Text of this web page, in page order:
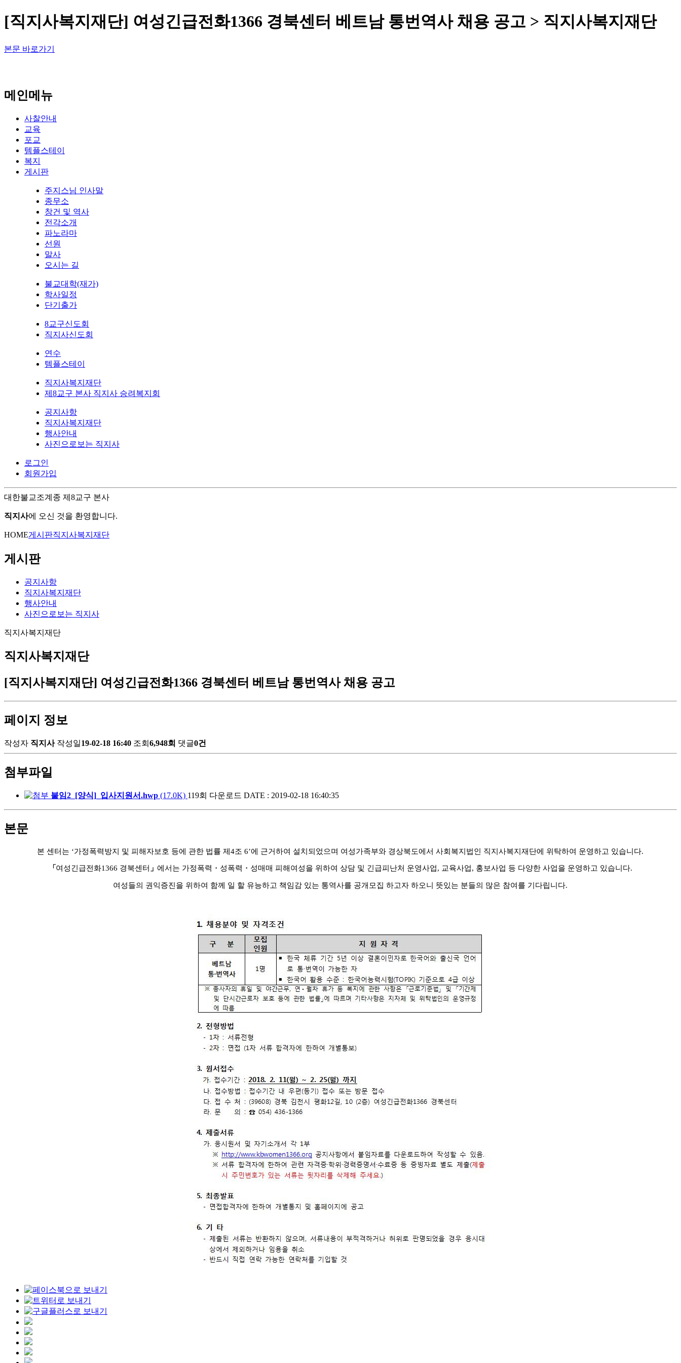
[직지사복지재단] 여성긴급전화1366 경북센터 베트남 통번역사 채용 공고 > 직지사복지재단
본문 바로가기
메인메뉴
사찰안내
교육
포교
템플스테이
복지
게시판
주지스님 인사말
종무소
창건 및 역사
전각소개
파노라마
선원
말사
오시는 길
불교대학(재가)
학사일정
단기출가
8교구신도회
직지사신도회
연수
템플스테이
직지사복지재단
제8교구 본사 직지사 승려복지회
공지사항
직지사복지재단
행사안내
사진으로보는 직지사
로그인
회원가입
대한불교조계종 제8교구 본사
직지사에 오신 것을 환영합니다.
HOME게시판직지사복지재단
게시판
공지사항
직지사복지재단
행사안내
사진으로보는 직지사
직지사복지재단
직지사복지재단
[직지사복지재단] 여성긴급전화1366 경북센터 베트남 통번역사 채용 공고
페이지 정보
작성자 직지사 작성일19-02-18 16:40 조회 6,948회 댓글0건
첨부파일
붙임2_[양식]_입사지원서.hwp (17.0K) 119회 다운로드 DATE : 2019-02-18 16:40:35
본문
본 센터는 ‘가정폭력방지 및 피해자보호 등에 관한 법률 제4조6’에 근거하여 설치되었으며 여성가족부와 경상북도에서 사회복지법인 직지사복지재단에 위탁하여 운영하고 있습니다.
「 여성긴급전화1366 경북센터 」 에서는 가정폭력 ・ 성폭력 ・ 성매매 피해여성을 위하여 상담 및 긴급피난처 운영사업, 교육사업, 홍보사업 등 다양한 사업을 운영하고 있습니다.
여성들의 권익증진을 위하여 함께 일 할 유능하고 책임감 있는 통역사를 공개모집 하고자 하오니 뜻있는 분들의 많은 참여를 기다립니다.